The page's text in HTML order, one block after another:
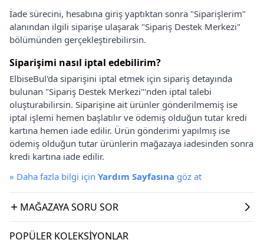
İade sürecini, hesabına giriş yaptıktan sonra "Siparişlerim"
alanından ilgili siparişe ulaşarak "Sipariş Destek Merkezi"
bölümünden gerçekleştirebilirsin.
Siparişimi nasıl iptal edebilirim?
ElbiseBul'da siparişini iptal etmek için sipariş detayında
bulunan "Sipariş Destek Merkezi"'nden iptal talebi
oluşturabilirsin. Siparişine ait ürünler gönderilmemiş ise
iptal işlemi hemen başlatılır ve ödemiş olduğun tutar kredi
kartına hemen iade edilir. Ürün gönderimi yapılmış ise
ödemiş olduğun tutar ürünlerin mağazaya iadesinden sonra
kredi kartına iade edilir.
» Daha fazla bilgi için Yardım Sayfasına göz at
MAĞAZAYA SORU SOR
POPÜLER KOLEKSIYONLAR